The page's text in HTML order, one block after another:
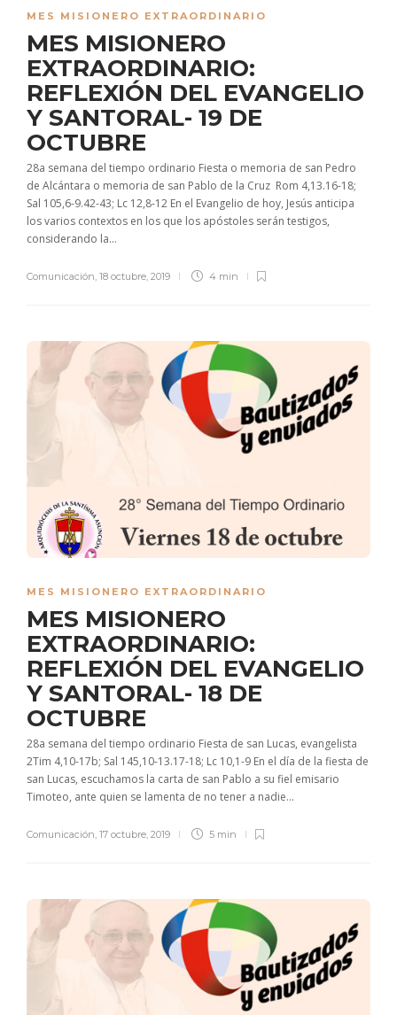
MES MISIONERO EXTRAORDINARIO
MES MISIONERO
EXTRAORDINARIO:
REFLEXIÓN DEL EVANGELIO
Y SANTORAL- 19 DE
OCTUBRE
28a semana del tiempo ordinario Fiesta o memoria de san Pedro
de Alcántara o memoria de san Pablo de la Cruz Rom 4,13.16-18;
Sal 105,6-9.42-43; Lc 12,8-12 En el Evangelio de hoy, Jesús anticipa
los varios contextos en los que los apóstoles serán testigos,
considerando la...
Comunicación, 18 octubre, 2019 4 min
MES MISIONERO EXTRAORDINARIO
MES MISIONERO
EXTRAORDINARIO:
REFLEXIÓN DEL EVANGELIO
Y SANTORAL- 18 DE
OCTUBRE
28a semana del tiempo ordinario Fiesta de san Lucas, evangelista
2Tim 4,10-17b; Sal 145,10-13.17-18; Lc 10,1-9 En el día de la fiesta de
san Lucas, escuchamos la carta de san Pablo a su fiel emisario
Timoteo, ante quien se lamenta de no tener a nadie...
Comunicación 17 octubre, 2019 5 min